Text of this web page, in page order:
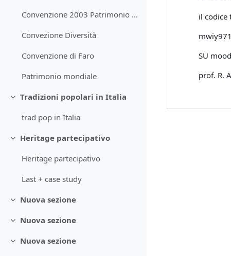
Convenzione 2003 Patrimonio immateriale
Convezione Diversità
Convenzione di Faro
Patrimonio mondiale
Minimizza
Tradizioni popolari in Italia
trad pop in Italia
Minimizza
Heritage partecipativo
Heritage partecipativo
Last + case study
Minimizza
Nuova sezione
Minimizza
Nuova sezione
Minimizza
Nuova sezione
il codice
mwiy971
SU
prof. R.